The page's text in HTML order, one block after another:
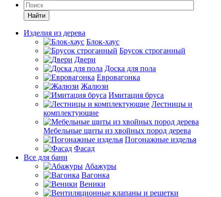
Найти
Изделия из дерева
Блок-хаус
Брусок строганный
Двери
Доска для пола
Евровагонка
Жалюзи
Имитация бруса
Лестницы и
комплектующие
Мебельные щиты из хвойных пород дерева
Погонажные изделья
Фасад
Все для бани
Абажуры
Вагонка
Веники